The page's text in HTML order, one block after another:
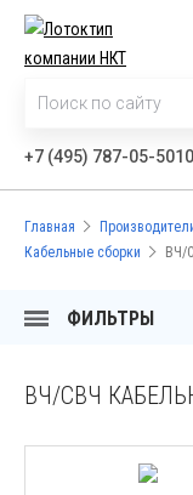
+7 (495) 787-05-50
Главная
Кабельные сборки
ВЧ/
ФИЛЬТРЫ
ВЧ/СВЧ